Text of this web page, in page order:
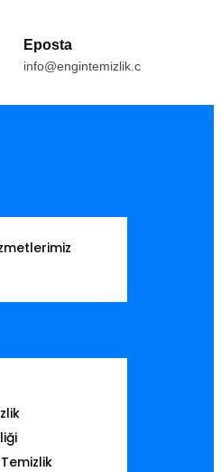
Eposta
info@engintemizlik.com